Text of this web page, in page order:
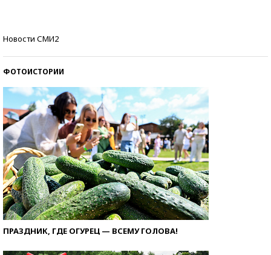
Новости СМИ2
ФОТОИСТОРИИ
ПРАЗДНИК, ГДЕ ОГУРЕЦ — ВСЕМУ ГОЛОВА!